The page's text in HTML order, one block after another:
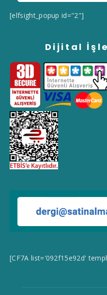
[elfsight_popup id="2"]
Dijital
[CF7A list='092f15e92d'